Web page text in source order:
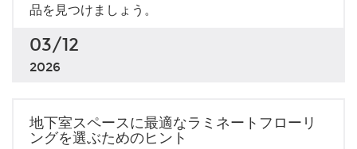
品を見つけましょう。
03/12
2026
地下室スペースに最適なラミネートフローリ
ングを選ぶためのヒント